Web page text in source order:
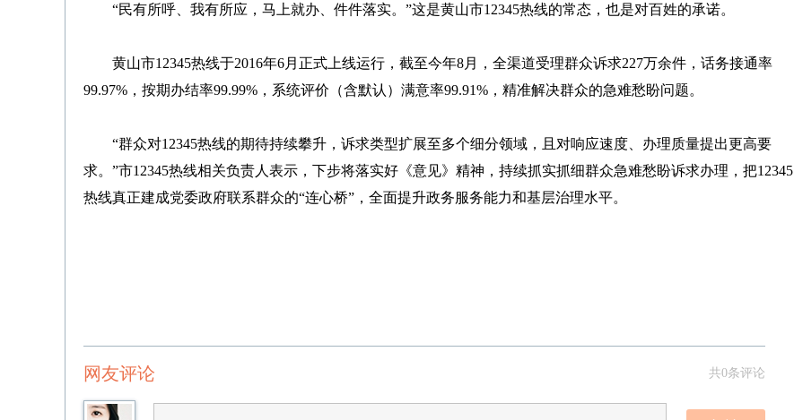
“民有所呼、我有所应，马上就办、件件落实。”这是黄山市12345热线的常态，也是对百姓的承诺。
黄山市12345热线于2016年6月正式上线运行，截至今年8月，全渠道受理群众诉求227万余件，话务接通率
99.97%，按期办结率99.99%，系统评价（含默认）满意率99.91%，精准解决群众的急难愁盼问题。
“群众对12345热线的期待持续攀升，诉求类型扩展至多个细分领域，且对响应速度、办理质量提出更高要
求。”市12345热线相关负责人表示，下步将落实好《意见》精神，持续抓实抓细群众急难愁盼诉求办理，把12345
热线真正建成党委政府联系群众的“连心桥”，全面提升政务服务能力和基层治理水平。
共0条评论
网友评论